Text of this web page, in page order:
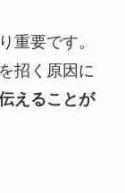
重要です。
招く原因に
えることが